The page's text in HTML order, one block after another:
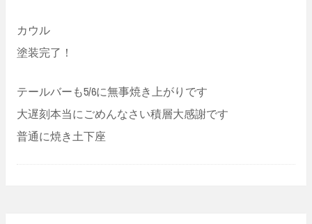
カウル
塗装完了！
テールバーも5/6に無事焼き上がりです
大遅刻本当にごめんなさい積層大感謝です
普通に焼き土下座